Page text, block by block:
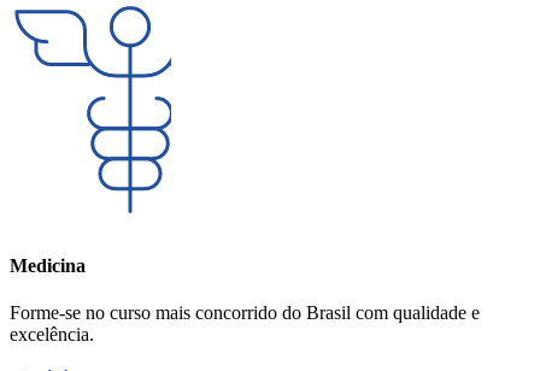
Medicina
Forme-se no curso mais concorrido do Brasil com qualidade e
excelência.